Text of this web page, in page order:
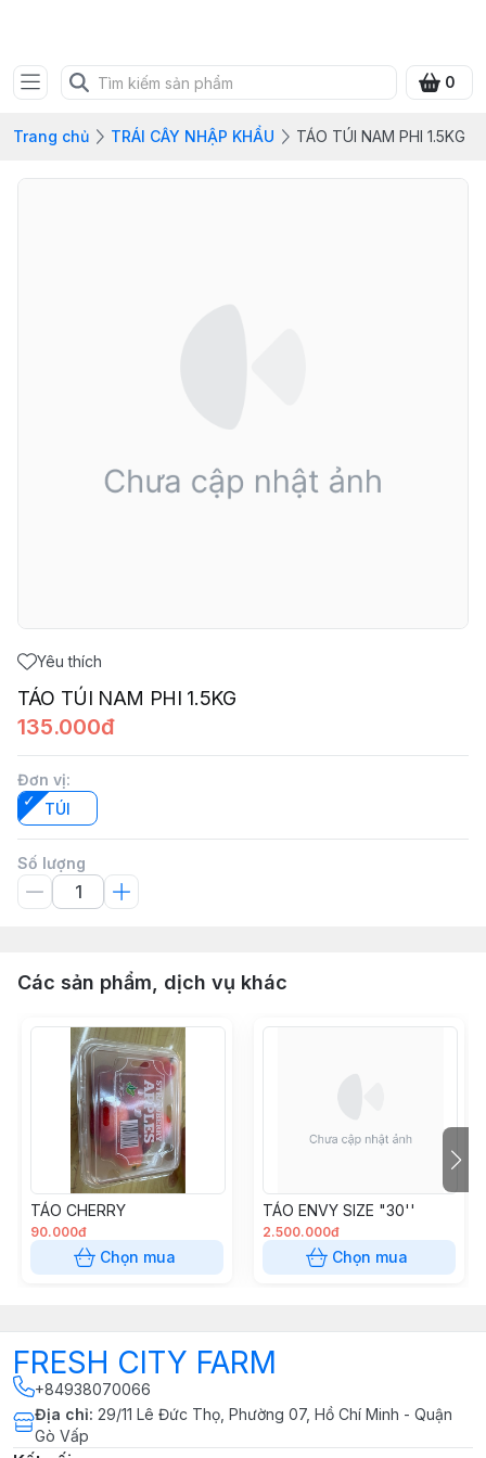
0
Trang chủ TRÁI CÂY NHẬP KHẨU TÁO TÚI NAM PHI 1.5KG
Yêu thích
TÁO TÚI NAM PHI 1.5KG
135.000đ
Đơn vị:
TÚI
Số lượng
Các sản phẩm, dịch vụ khác
TÁO CHERRY
90.000đ
Chọn mua
TÁO ENVY SIZE "30''
2.500.000đ
Chọn mua
FRESH CITY FARM
+84938070066
Địa chỉ: 29/11 Lê Đức Thọ, Phường 07, Hồ Chí Minh - Quận
Gò Vấp